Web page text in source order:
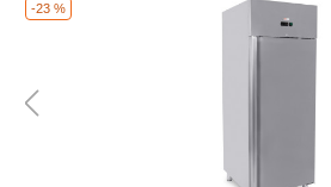
-23 %